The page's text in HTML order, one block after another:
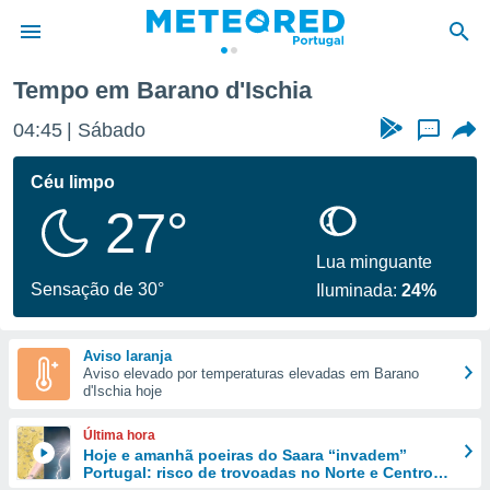
da
foi
fornecidas
a este
das
e
forma
digital
Tempo em Barano d'Ischia
04:45 Sábado ...
Céu limpo
27°
Sensação de 30°
Lua minguante
Iluminada:24%
Aviso laranja
Aviso elevado por temperaturas elevadas em Barano
d'Ischia hoje
Última hora
Hoje e amanhã poeiras do Saara “invadem”
Portugal: risco de trovoadas no Norte e Centro